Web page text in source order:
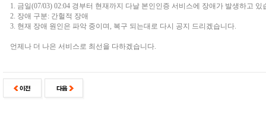
1. 금일(07/03) 02:04 경부터 현재까지 다날 본인인증 서비스에 장애가 발생하고 있
2. 장애 구분: 간헐적 장애
3. 현재 장애 원인은 파악 중이며, 복구 되는대로 다시 공지 드리겠습니다.
언제나 더 나은 서비스로 최선을 다하겠습니다.